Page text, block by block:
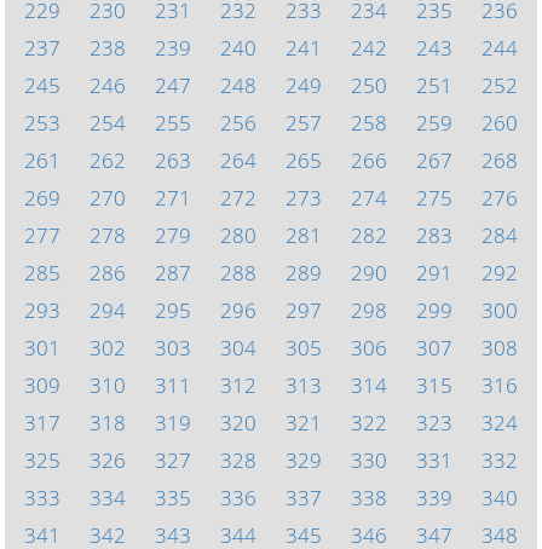
229
230 231 232 233 234 235
236
237
238 239 240 241 242 243
244
245
246 247 248 249 250 251
252
253
254 255 256 257 258 259
260
261
262 263 264 265 266 267
268
269
270 271 272 273 274 275
276
277
278 279 280 281 282 283
284
285
286 287 288 289 290 291
292
293
294 295 296 297 298 299
300
301
302 303 304 305 306 307
308
309
310 311 312 313 314 315
316
317
318 319 320 321 322 323
324
325
326 327 328 329 330 331
332
333
334 335 336 337 338 339
340
341
342 343 344 345 346 347 348